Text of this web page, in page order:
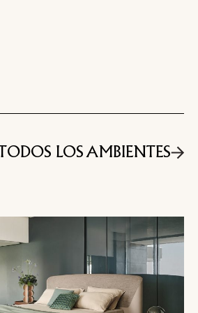
TODOS LOS AMBIENTES